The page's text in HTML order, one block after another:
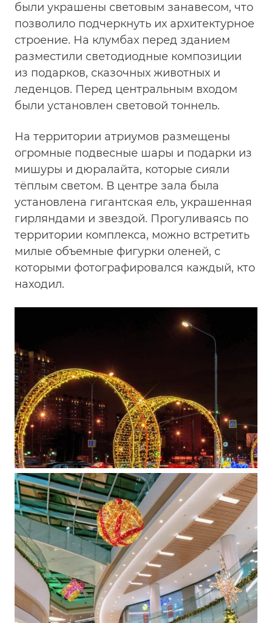
были украшены световым занавесом, что
позволило подчеркнуть их архитектурное
строение. На клумбах перед зданием
разместили светодиодные композиции
из подарков, сказочных животных и
леденцов. Перед центральным входом
были установлен световой тоннель.
На территории атриумов размещены
огромные подвесные шары и подарки из
мишуры и дюралайта, которые сияли
тёплым светом. В центре зала была
установлена гигантская ель, украшенная
гирляндами и звездой. Прогуливаясь по
территории комплекса, можно встретить
милые объемные фигурки оленей, с
которыми фотографировался каждый, кто
находил.